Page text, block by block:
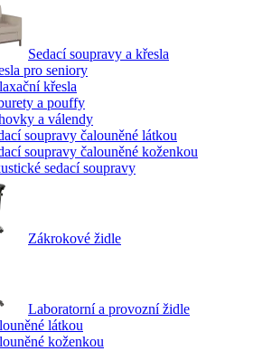
Sedací soupravy a křesla
pro seniory
křesla
a pouffy
a válendy
soupravy čalouněné látkou
soupravy čalouněné koženkou
sedací soupravy
Zákrokové židle
Laboratorní a provozní židle
látkou
koženkou